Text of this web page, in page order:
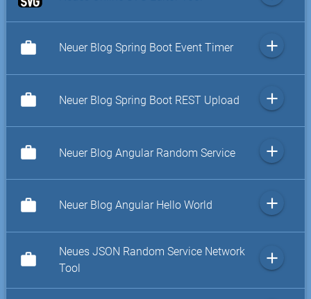
work Neuer Blog Spring Boot Event Timer add
work Neuer Blog Spring Boot REST Upload add
work Neuer Blog Angular Random Service add
work Neuer Blog Angular Hello World add
work
Neues JSON Random Service Network
Tool
add